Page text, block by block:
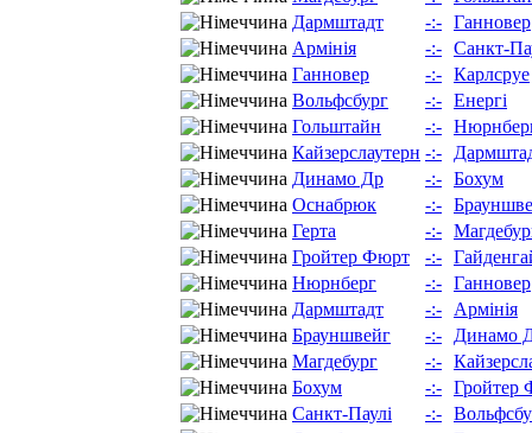
Дармштадт
-:- Ганновер
Армінія
-:- Санкт-
Ганновер
-:- Карлсруе
Вольфсбург
-:- Енергі
Гольштайн
-:-
Кайзерслаутерн -:-
Динамо Др
-:- Бохум
Оснабрюк
-:-
Герта
-:-
Гройтер Фюрт
-:-
Нюрнберг
-:- Ганновер
Дармштадт
-:-
Армінія
Брауншвейг
-:-
Динамо
Магдебург
-:-
Бохум
-:- Гройтер
Санкт-Паулі
-:-